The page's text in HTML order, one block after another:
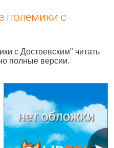
полемики с
с Достоевским" читать
полные версии.